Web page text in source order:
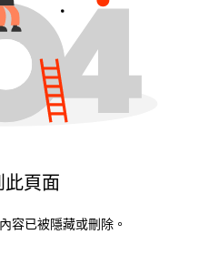
頁面
容已被隱藏或刪除。